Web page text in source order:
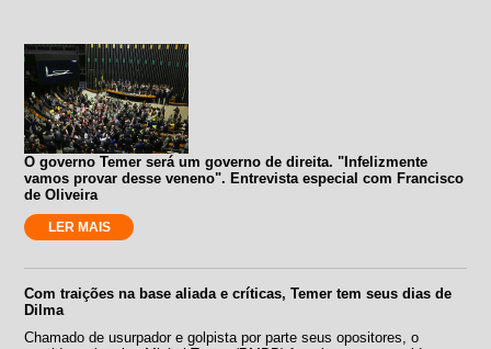
O governo Temer será um governo de direita. "Infelizmente
vamos provar desse veneno". Entrevista especial com Francisco
de Oliveira
LER MAIS
Com traições na base aliada e críticas, Temer tem seus dias de
Dilma
Chamado de usurpador e golpista por parte seus opositores, o